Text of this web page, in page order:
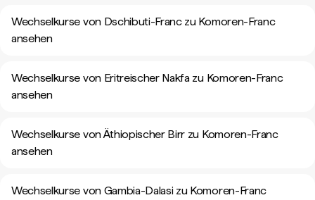
Wechselkurse von Dschibuti-Franc zu Komoren-Franc
ansehen
Wechselkurse von Eritreischer Nakfa zu Komoren-Franc
ansehen
Wechselkurse von Äthiopischer Birr zu Komoren-Franc
ansehen
Wechselkurse von Gambia-Dalasi zu Komoren-Franc